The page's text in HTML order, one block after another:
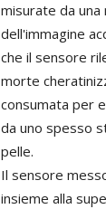
misurate da
dell'immagine
che il sensore
morte
consumata per
da uno spesso
pelle.
Il sensore
insieme alla